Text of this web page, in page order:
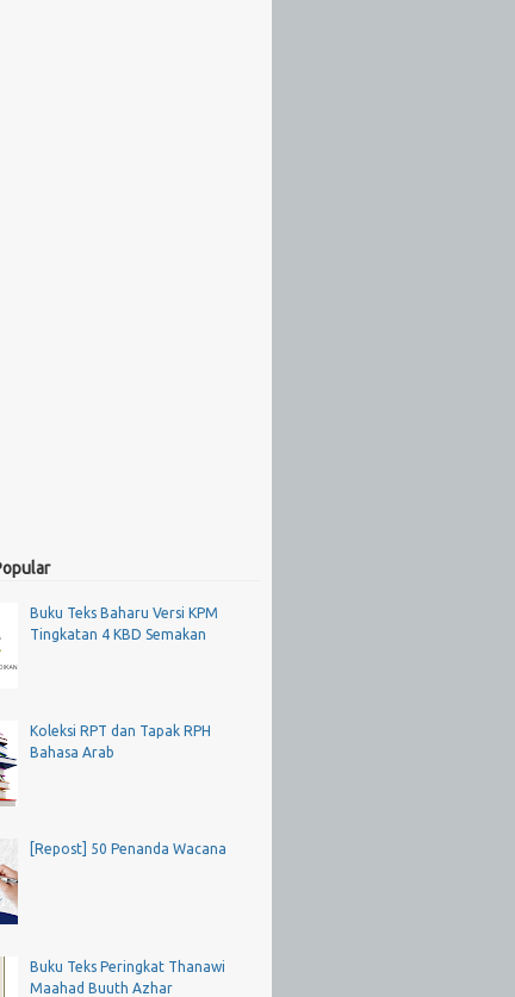
Buku Teks Baharu Versi KPM
Tingkatan 4 KBD Semakan
Koleksi RPT dan Tapak RPH
Bahasa Arab
[Repost] 50 Penanda Wacana
Buku Teks Peringkat Thanawi
Maahad Buuth Azhar